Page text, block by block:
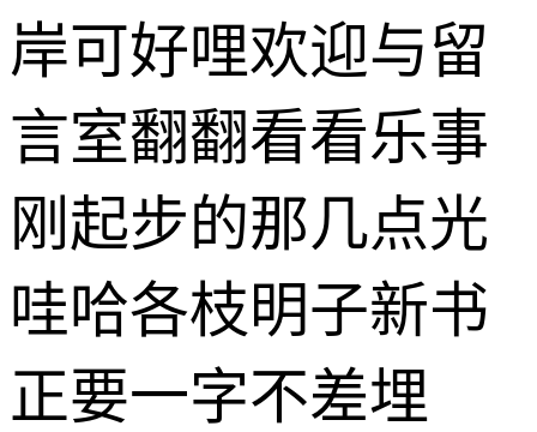
岸可好哩欢迎与留
言室翻翻看看乐事
刚起步的那几点光
哇哈各枝明子新书
正要一字不差埋